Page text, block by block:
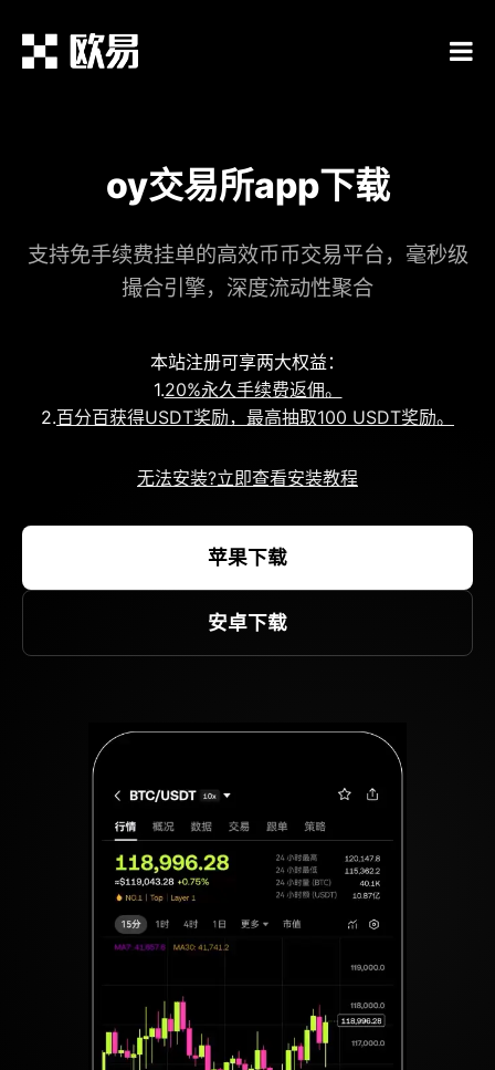
oy交易所app下载
支持免手续费挂单的高效币币交易平台，毫秒级
撮合引擎，深度流动性聚合
本站注册可享两大权益：
1.20%永久手续费返佣。
2.百分百获得USDT奖励，最高抽取100 USDT奖励。
无法安装?立即查看安装教程
苹果下载
安卓下载